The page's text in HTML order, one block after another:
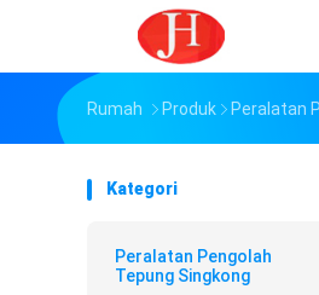
Rumah Produk Peralatan
Kategori
Peralatan Pengolah
Tepung Singkong